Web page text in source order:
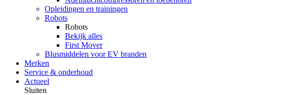
Opleidingen en trainingen
Robots
Robots
Bekijk alles
First Mover
Blusmiddelen voor EV branden
Merken
Service & onderhoud
Actueel
Sluiten